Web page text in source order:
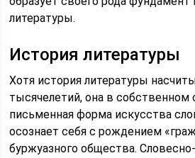
литературы.
История литературы
Хотя история литературы
тысячелетий, она в
письменная форма искусства
осознает себя с рождением
буржуазного общества.